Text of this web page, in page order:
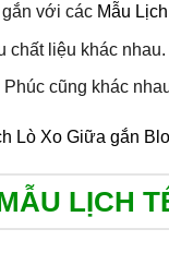
với các Mẫu
chất liệu khác nhau.
cũng khác
Lò Xo Giữa gắn
LỊCH